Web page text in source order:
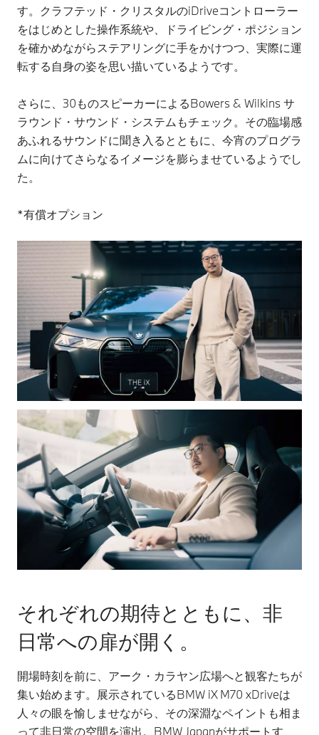
す。クラフテッド・クリスタルのiDriveコントローラー
をはじめとした操作系統や、ドライビング・ポジション
を確かめながらステアリングに手をかけつつ、実際に運
転する自身の姿を思い描いているようです。
さらに、30ものスピーカーによるBowers & Wilkins サ
ラウンド・サウンド・システムもチェック。その臨場感
あふれるサウンドに聞き入るとともに、今宵のプログラ
ムに向けてさらなるイメージを膨らませているようでし
た。
*有償オプション
それぞれの期待とともに、非
日常への扉が開く。
開場時刻を前に、アーク・カラヤン広場へと観客たちが
集い始めます。展示されているBMW iX M70 xDriveは
人々の眼を愉しませながら、その深淵なペイントも相ま
って非日常の空間を演出。BMW Japanがサポートす